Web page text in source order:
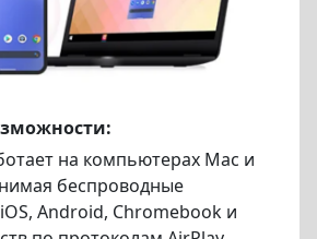
на компьютерах Mac и
беспроводные
Android, Chromebook и